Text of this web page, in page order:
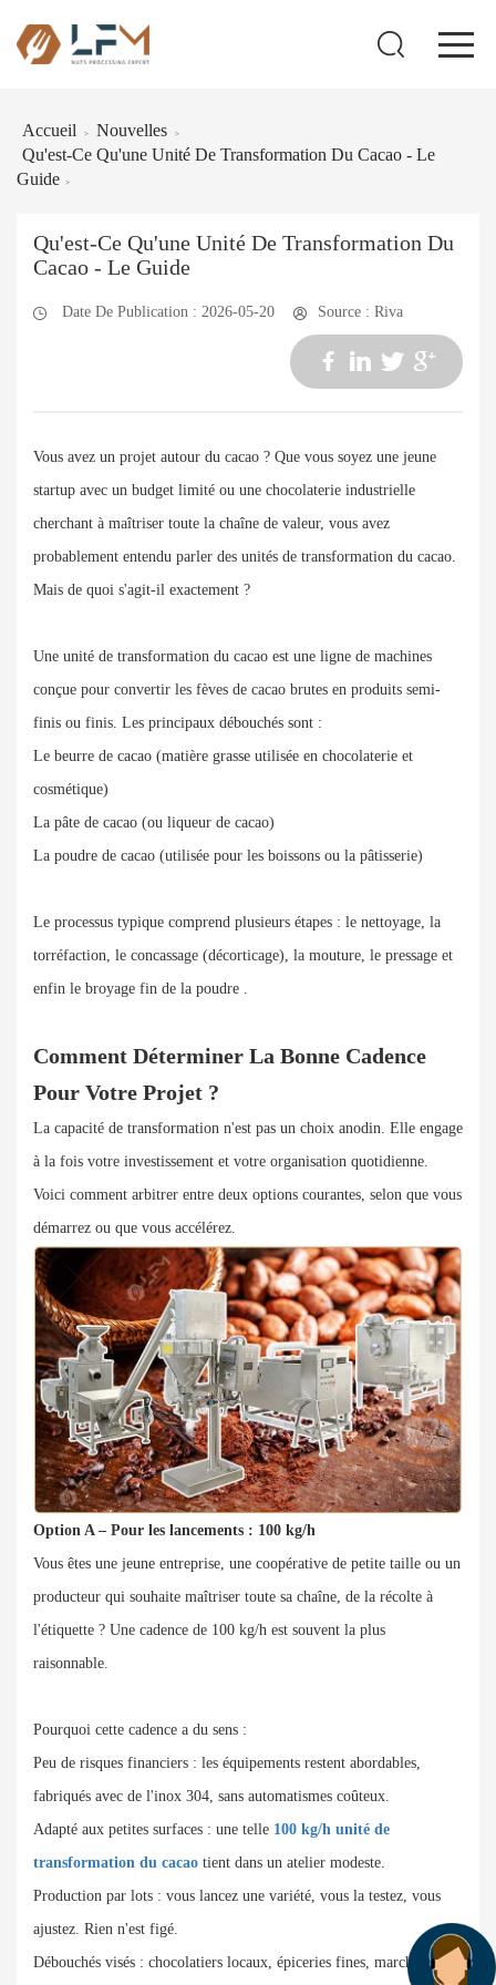
Accueil > Nouvelles >
Qu'est-Ce Qu'une Unité De Transformation Du Cacao - Le
Guide
>
Qu'est-Ce Qu'une Unité De Transformation Du
Cacao - Le Guide
Date De Publication : 2026-05-20 Source : Riva
Vous avez un projet autour du cacao ? Que vous soyez une jeune
startup avec un budget limité ou une chocolaterie industrielle
cherchant à maîtriser toute la chaîne de valeur, vous avez
probablement entendu parler des unités de transformation du cacao.
Mais de quoi s'agit-il exactement ?
Une unité de transformation du cacao est une ligne de machines
conçue pour convertir les fèves de cacao brutes en produits semi-
finis ou finis. Les principaux débouchés sont :
Le beurre de cacao (matière grasse utilisée en chocolaterie et
cosmétique)
La pâte de cacao (ou liqueur de cacao)
La poudre de cacao (utilisée pour les boissons ou la pâtisserie)
Le processus typique comprend plusieurs étapes : le nettoyage, la
torréfaction, le concassage (décorticage), la mouture, le pressage et
enfin le broyage fin de la poudre .
Comment Déterminer La Bonne Cadence
Pour Votre Projet ?
La capacité de transformation n'est pas un choix anodin. Elle engage
à la fois votre investissement et votre organisation quotidienne.
Voici comment arbitrer entre deux options courantes, selon que vous
démarrez ou que vous accélérez.
Option A – Pour les lancements : 100 kg/h
Vous êtes une jeune entreprise, une coopérative de petite taille ou un
producteur qui souhaite maîtriser toute sa chaîne, de la récolte à
l'étiquette ? Une cadence de 100 kg/h est souvent la plus
raisonnable.
Pourquoi cette cadence a du sens :
Peu de risques financiers : les équipements restent abordables,
fabriqués avec de l'inox 304, sans automatismes coûteux.
Adapté aux petites surfaces : une telle 100 kg/h unité de
transformation du cacao tient dans un atelier modeste.
Production par lots : vous lancez une variété, vous la testez, vous
ajustez. Rien n'est figé.
Débouchés visés : chocolatiers locaux, épiceries fines, marchés de